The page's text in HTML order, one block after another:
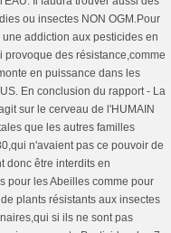
ou insectes NON OGM.Pour
addiction aux pesticides en
des résistance,comme
en puissance dans les
En conclusion du rapport - La
sur le cerveau de l'HUMAIN
que les autres familles
n'avaient pas ce pouvoir de
donc être interdits en
pour les Abeilles comme pour
plants résistants aux insectes
si ils ne sont pas